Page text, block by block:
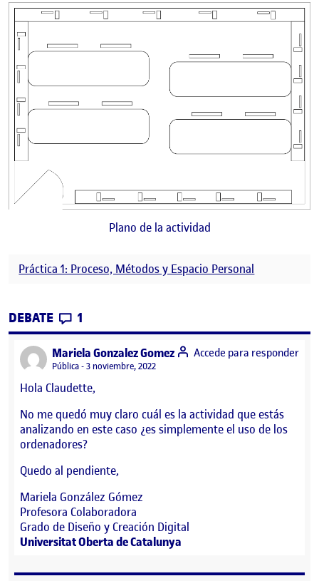
Plano de la actividad
Práctica 1: Proceso, Métodos y Espacio Personal
DEBATE CONTRIBUTIONS
1
Mariela Gonzalez Gomezsays:
Visibilidad:
Pública 3 noviembre, 2022
Hola Claudette,
No me quedó muy claro cuál es la actividad que estás
analizando en este caso ¿es simplemente el uso de los
ordenadores?
Quedo al pendiente,
Mariela González Gómez
Profesora Colaboradora
Grado de Diseño y Creación Digital
Universitat Oberta de Catalunya
Accede para responder